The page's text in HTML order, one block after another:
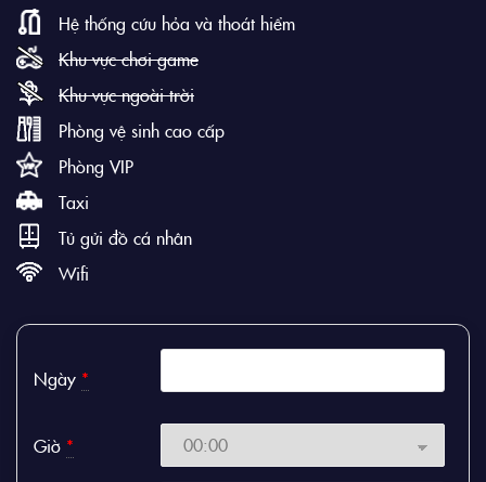
Hệ thống cứu hỏa và thoát hiểm
Khu vực chơi game
Khu vực ngoài trời
Phòng vệ sinh cao cấp
Phòng VIP
Taxi
Tủ gửi đồ cá nhân
Wifi
Ngày *
Giờ *